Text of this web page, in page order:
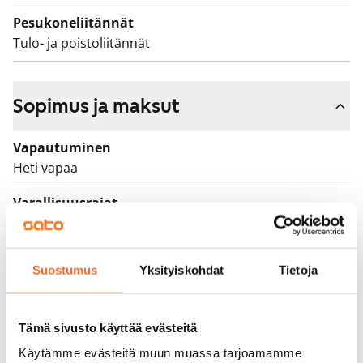
Suostumus Yksityiskohdat Tietoja
Tämä sivusto käyttää evästeitä
Käytämme evästeitä muun muassa tarjoamamme
autopaikkasopimuksesta tulee maksullinen
automaattisesti, 1 kuukauden irtisanomisajalla.
Vuokrasopimuksen tekee Kiinteistöhuolto Tahti. Lisäksi
10 €/kk suuruinen maksu sekä asukkaan käyttämä
lataussähkö, molemmat myös ensimmäisten kuuden
kuukauden osalta.
Pesukoneliitännät
Tulo- ja poistoliitännät
Sopimus ja maksut
Vapautuminen
Heti vapaa
Varallisuusrajat
Ei
1 249 €/kk
0 €, (yrityksille min. 1 kk vuokra)